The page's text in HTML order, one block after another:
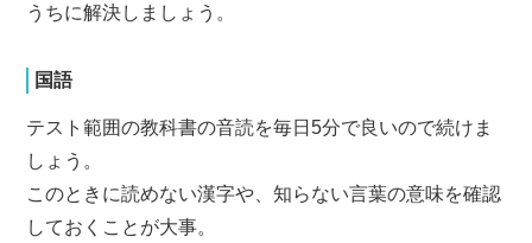
うちに解決しましょう。
国語
テスト範囲の教科書の音読を毎日5分で良いので続けま
しょう。
このときに読めない漢字や、知らない言葉の意味を確認
しておくことが大事。